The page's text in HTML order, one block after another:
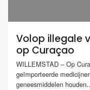
Volop illegale
op Curaçao
WILLEMSTAD – Op
geïmporteerde
geneesmiddelen